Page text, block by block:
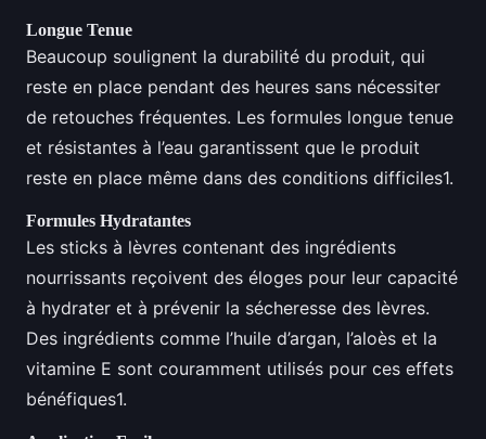
Longue Tenue
Beaucoup soulignent la durabilité du produit, qui
reste en place pendant des heures sans nécessiter
de retouches fréquentes. Les formules longue tenue
et résistantes à l’eau garantissent que le produit
reste en place même dans des conditions difficiles1.
Formules Hydratantes
Les sticks à lèvres contenant des ingrédients
nourrissants reçoivent des éloges pour leur capacité
à hydrater et à prévenir la sécheresse des lèvres.
Des ingrédients comme l’huile d’argan, l’aloès et la
vitamine E sont couramment utilisés pour ces effets
bénéfiques1.